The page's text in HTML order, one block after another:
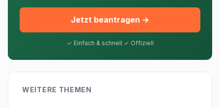
Jetzt beantragen →
✓ Einfach & schnell ✓ Offiziell
WEITERE THEMEN